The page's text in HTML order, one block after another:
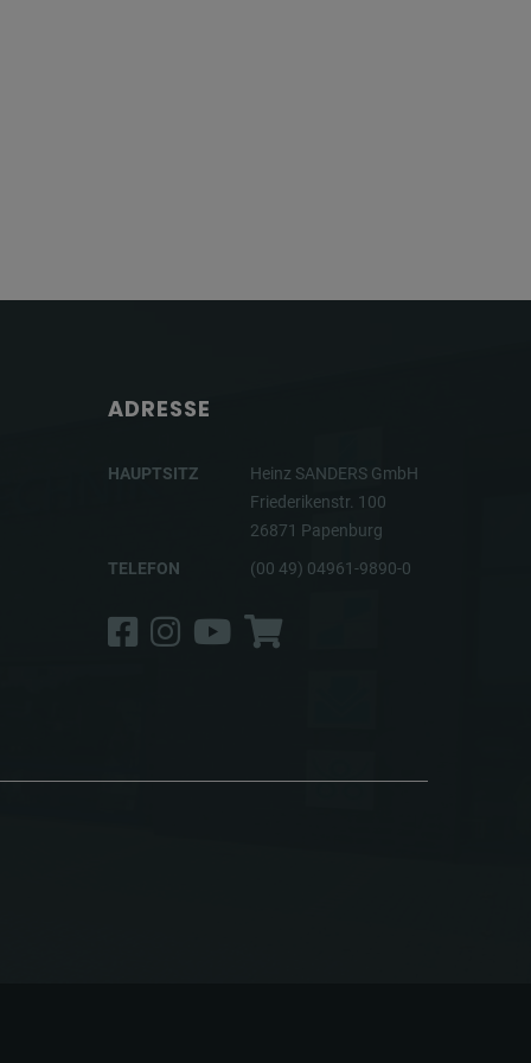
ADRESSE
HAUPTSITZ
Heinz SANDERS GmbH
Friederikenstr. 100
26871 Papenburg
TELEFON
(00 49) 04961-9890-0
Facebook
Instagram
YouTube
Shop